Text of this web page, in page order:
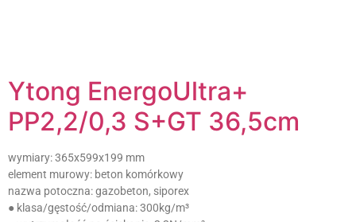
Ytong EnergoUltra+
PP2,2/0,3 S+GT 36,5cm
wymiary:365x599x199 mm
element murowy: beton komórkowy
nazwa potoczna:gazobeton, siporex
● klasa/gęstość/odmiana:300kg/m³